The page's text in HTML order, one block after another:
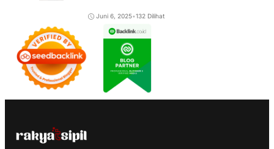
Juni 6, 2025•132 Dilihat